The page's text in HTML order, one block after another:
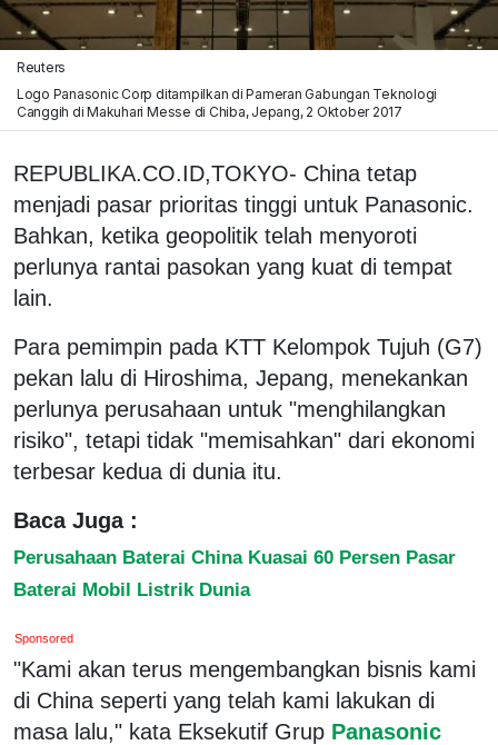
Reuters
Logo Panasonic Corp ditampilkan di Pameran Gabungan Teknologi
Canggih di Makuhari Messe di Chiba, Jepang, 2 Oktober 2017
REPUBLIKA.CO.ID,TOKYO- China tetap
menjadi pasar prioritas tinggi untuk Panasonic.
Bahkan, ketika geopolitik telah menyoroti
perlunya rantai pasokan yang kuat di tempat
lain.
Para pemimpin pada KTT Kelompok Tujuh (G7)
pekan lalu di Hiroshima, Jepang, menekankan
perlunya perusahaan untuk "menghilangkan
risiko", tetapi tidak "memisahkan" dari ekonomi
terbesar kedua di dunia itu.
Baca Juga :
Perusahaan Baterai China Kuasai 60 Persen Pasar
Baterai Mobil Listrik Dunia
Sponsored
"Kami akan terus mengembangkan bisnis kami
di China seperti yang telah kami lakukan di
masa lalu," kata Eksekutif Grup Panasonic